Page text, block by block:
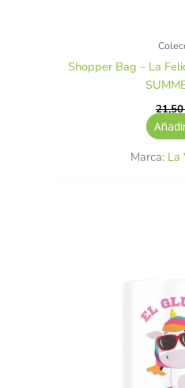
Shopper Bag – La
Marca: La